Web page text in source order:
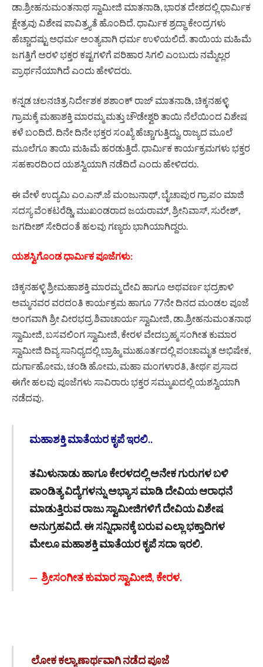
ಡಾ.ಶ್ರೀಹನುಮಂತನಾಥ ಸ್ವಾಮೀಜಿ ಮಾತನಾಡಿ, ಭಾರತ ದೇಶದಲ್ಲಿ ಧಾರ್ಮಿಕ
ಕ್ಷೇತ್ರವು ವಿಶೇಷ ಪಾವಿತ್ರ್ಯತೆ ಹೊಂದಿದೆ. ಧಾರ್ಮಿಕ ಶ್ರದ್ಧಾ ಕೇಂದ್ರಗಳು
ಹೆಚ್ಚಾದಷ್ಟು ಅಧರ್ಮ ಅಂತ್ಯವಾಗಿ ಧರ್ಮ ಉಳಿಯಲಿದೆ. ತಾಯಿಯ ಮಹಿಮೆ
ಜಗತ್ತಿಗೆ ಅರಳಿ ಭಕ್ತರ ಕಷ್ಟಗಳಿಗೆ ಪರಿಹಾರ ಸಿಗಲಿ ಎಂಬುದು ನಮ್ಮೆಲ್ಲರ
ಪ್ರಾರ್ಥನೆಯಾಗಿದೆ ಎಂದು ಹೇಳಿದರು.
ಕನ್ನಡ ಚಲನಚಿತ್ರ ನಿರ್ದೇಶಕ ಶಶಾಂಕ್‌ ರಾಜ್ ಮಾತನಾಡಿ, ಚಿಕ್ಕನಹಳ್ಳಿ
ಗ್ರಾಮಕ್ಕೆ ಮಹಾಶಕ್ತಿ ಮಾರಮ್ಮ ಮತ್ತು ಚೌಡೇಶ್ವರಿ ತಾಯಿ ನೆಲೆಯಿಂದ ವಿಶೇಷ
ಕಳೆ ಬಂದಿದೆ. ದಿನೇ ದಿನೇ ಭಕ್ತರ ಸಂಖ್ಯೆ ಹೆಚ್ಚಾಗುತ್ತಿದ್ದು, ರಾಜ್ಯದ ಮೂಲೆ
ಮೂಲೆಗೂ ತಾಯಿ ಮಹಿಮೆ ಹರಡುತ್ತಿದೆ. ಧಾರ್ಮಿಕ ಕಾರ್ಯಕ್ರಮಗಳು ಭಕ್ತರ
ಸಹಕಾರದಿಂದ ಯಶಸ್ವಿಯಾಗಿ ನಡೆದಿದೆ ಎಂದು ಹೇಳಿದರು.
ಈ ವೇಳೆ ಉದ್ಯಮಿ ಎಂ.ಎನ್.ಜೆ ಮಂಜುನಾಥ್, ಬೈಚಾಪುರ ಗ್ರಾ.ಪಂ ಮಾಜಿ
ಸದಸ್ಯ ವೆಂಕಟರೆಡ್ಡಿ, ಮುಖಂಡರಾದ ಜಯರಾಮ್, ಶ್ರೀನಿವಾಸ್, ಸುರೇಶ್,
ಜಗದೀಶ್ ಸೇರಿದಂತೆ ಹಲವು ಗಣ್ಯರು ಭಾಗಿಯಾಗಿದ್ದರು.
ಯಶಸ್ವಿಗೊಂಡ ಧಾರ್ಮಿಕ ಪೂಜೆಗಳು:
ಚಿಕ್ಕನಹಳ್ಳಿ ಶ್ರೀಮಹಾಶಕ್ತಿ ಮಾರಮ್ಮ ದೇವಿ ಹಾಗೂ ಅಥವರ್ಣ ಭದ್ರಕಾಳಿ
ಅಮ್ಮನವರ ವರದಂತಿ ಕಾರ್ಯಕ್ರಮ ಹಾಗೂ 77ನೇ ದಿನದ ಮಂಡಲ ಪೂಜೆ
ಅಂಗವಾಗಿ ಶ್ರೀ ವೀರಭದ್ರ ಶಿವಾಚಾರ್ಯ ಸ್ವಾಮೀಜಿ, ಡಾ.ಶ್ರೀಹನುಮಂತನಾಥ
ಸ್ವಾಮೀಜಿ, ಬಸವಲಿಂಗ ಸ್ವಾಮೀಜಿ, ಕೇರಳ ವೇದಬ್ರಹ್ಮ ಸಂಗೀತ ಕುಮಾರ
ಸ್ವಾಮೀಜಿ ದಿವ್ಯ ಸಾನಿಧ್ಯದಲ್ಲಿ ಬ್ರಾಹ್ಮಿ ಮುಹೂರ್ತದಲ್ಲಿ ಪಂಚಾಮೃತ ಅಭಿಷೇಕ,
ದುರ್ಗಾಹೋಮ, ಚಂಡಿ ಹೋಮ, ಮಹಾ ಮಂಗಳಾರತಿ, ತೀರ್ಥ ಪ್ರಸಾದ
ಈಗೇ ಹಲವು ಪೂಜೆಗಳು ಸಾವಿರಾರು ಭಕ್ತರ ಸಮ್ಮುಖದಲ್ಲಿ ಯಶಸ್ವಿಯಾಗಿ
ನಡೆದವು.
ಮಹಾಶಕ್ತಿ ಮಾತೆಯರ ಕೃಪೆ ಇರಲಿ..
ತಮಿಳುನಾಡು ಹಾಗೂ ಕೇರಳದಲ್ಲಿ ಅನೇಕ ಗುರುಗಳ ಬಳಿ
ಪಾಂಡಿತ್ಯ ವಿದ್ಯೆಗಳನ್ನು ಅಭ್ಯಾಸ ಮಾಡಿ ದೇವಿಯ ಆರಾಧನೆ
ಮಾಡುತ್ತಿರುವ ರಾಜು ಸ್ವಾಮೀಜಿಗಳಿಗೆ ದೇವಿಯ ವಿಶೇಷ
ಅನುಗ್ರಹವಿದೆ. ಈ ಸನ್ನಿಧಾನಕ್ಕೆ ಬರುವ ಎಲ್ಲಾ ಭಕ್ತಾದಿಗಳ
ಮೇಲೂ ಮಹಾಶಕ್ತಿ ಮಾತೆಯರ ಕೃಪೆ ಸದಾ ಇರಲಿ.
— ಶ್ರೀಸಂಗೀತ ಕುಮಾರ ಸ್ವಾಮೀಜಿ, ಕೇರಳ.
ಲೋಕ ಕಲ್ಯಾಣಾರ್ಥವಾಗಿ ನಡೆದ ಪೂಜೆ